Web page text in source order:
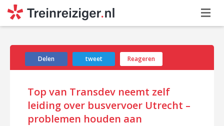
Delen tweet Reageren
Top van Transdev neemt zelf
leiding over busvervoer Utrecht –
problemen houden aan